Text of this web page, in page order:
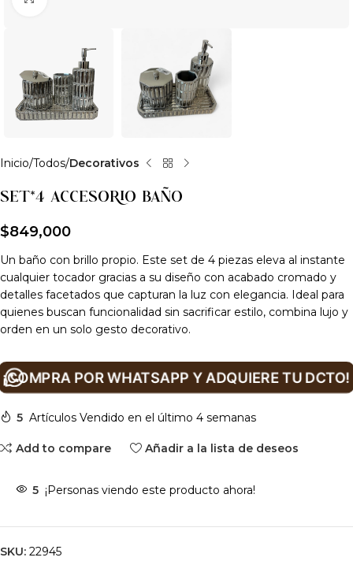
Inicio Todos Decorativos
SET*4 ACCESORIO BAÑO
$849,000
Un baño con brillo propio. Este set de 4 piezas eleva al instante
cualquier tocador gracias a su diseño con acabado cromado y
detalles facetados que capturan la luz con elegancia. Ideal para
quienes buscan funcionalidad sin sacrificar estilo, combina lujo y
orden en un solo gesto decorativo.
¡COMPRA POR WHATSAPP Y ADQUIERE TU DCTO!
5 Artículos Vendido en el último 4 semanas
Add to compare Añadir a la lista de deseos
5 ¡Personas viendo este producto ahora!
SKU: 22945